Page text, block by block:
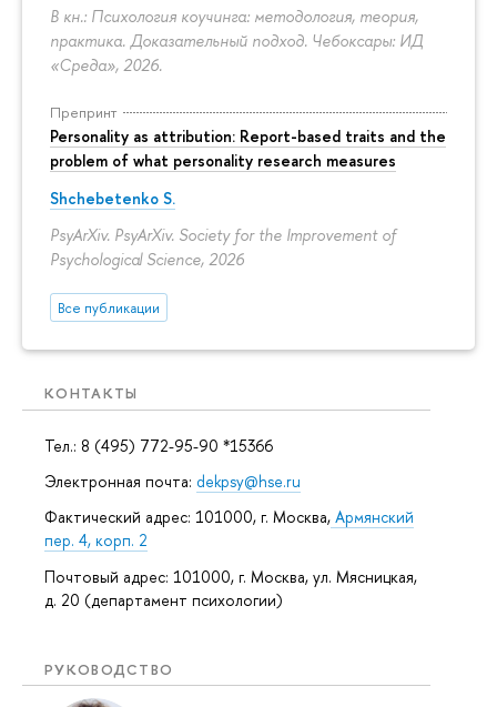
В кн.: Психология коучинга: методология, теория,
практика. Доказательный подход. Чебоксары: ИД
«Среда», 2026.
Препринт
Personality as attribution: Report-based traits and the
problem of what personality research measures
Shchebetenko S.
PsyArXiv. PsyArXiv. Society for the Improvement of
Psychological Science, 2026
Все публикации
КОНТАКТЫ
Тел.: 8 (495) 772-95-90 *15366
Электронная почта: dekpsy@hse.ru
Фактический адрес: 101000, г. Москва, Армянский
пер. 4, корп. 2
Почтовый адрес: 101000, г. Москва, ул. Мясницкая,
д. 20 (департамент психологии)
РУКОВОДСТВО